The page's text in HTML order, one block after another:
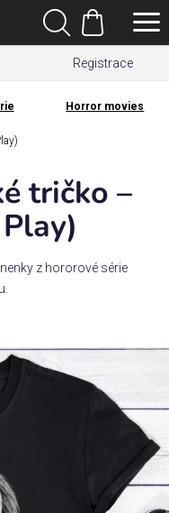
Registrace
Hledat
Nákupní
košík
Horror movies
tričko –
z hororové série